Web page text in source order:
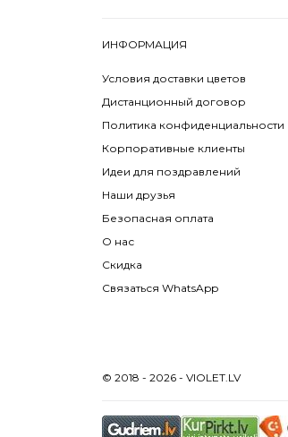
ИНФОРМАЦИЯ
Условия доставки цветов
Дистанционный договор
Политика конфиденциальности
Корпоративные клиенты
Идеи для поздравлений
Наши друзья
Безопасная оплата
О нас
Скидка
Связаться WhatsApp
© 2018 - 2026 - VIOLET.LV